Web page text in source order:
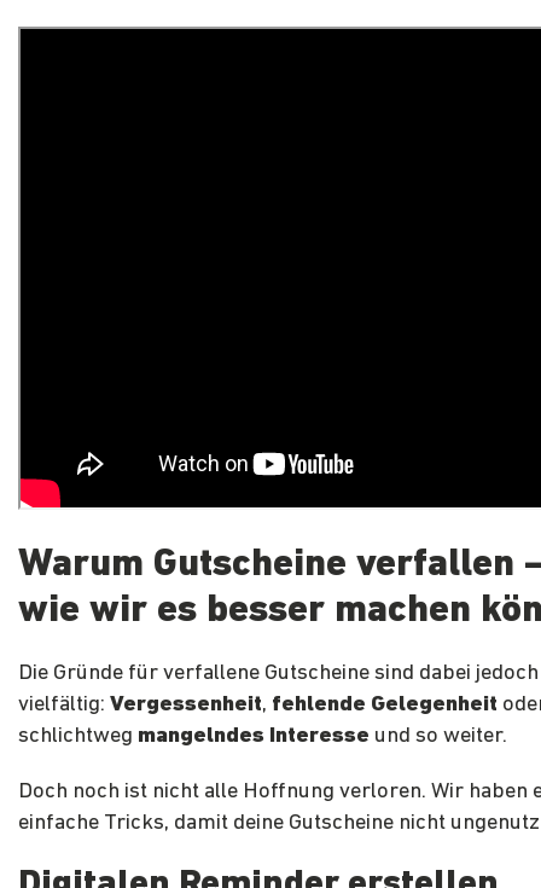
Warum Gutscheine verfallen
wie wir es besser machen
Die Gründe für verfallene Gutscheine sind dabei
vielfältig: Vergessenheit, fehlende Gelegenheit
schlichtweg mangelndes Interesse und so weiter.
Doch noch ist nicht alle Hoffnung verloren. Wir haben
einfache Tricks, damit deine Gutscheine nicht